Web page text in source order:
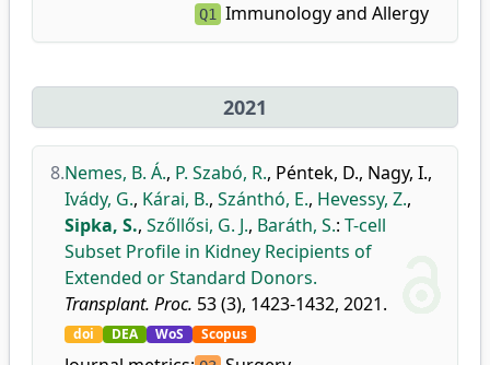
Q1 Immunology and Allergy
2021
8.Nemes, B. Á., P. Szabó, R., Péntek, D., Nagy, I.,
Ivády, G., Kárai, B., Szánthó, E., Hevessy, Z.,
Sipka, S., Szőllősi, G. J., Baráth, S.: T-cell
Subset Profile in Kidney Recipients of
Extended or Standard Donors.
Transplant. Proc. 53 (3), 1423-1432, 2021.
doi DEA WoS Scopus